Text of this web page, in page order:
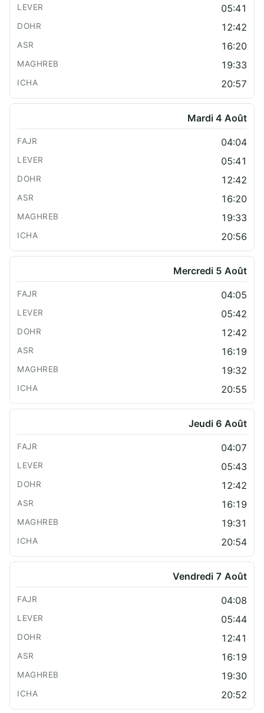
05:41
12:42
16:20
19:33
20:57
Mardi 4 Août
04:04
05:41
12:42
16:20
19:33
20:56
Mercredi 5 Août
04:05
05:42
12:42
16:19
19:32
20:55
Jeudi 6 Août
04:07
05:43
12:42
16:19
19:31
20:54
Vendredi 7 Août
04:08
05:44
12:41
16:19
19:30
20:52